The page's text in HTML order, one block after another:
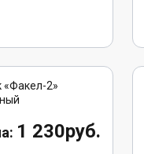
1 230руб.